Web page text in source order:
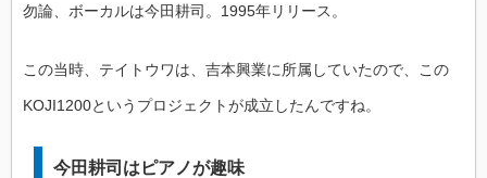
勿論、ボーカルは今田耕司。1995年リリース。
この当時、テイトウワは、吉本興業に所属していたので、この
KOJI1200というプロジェクトが成立したんですね。
今田耕司はピアノが趣味